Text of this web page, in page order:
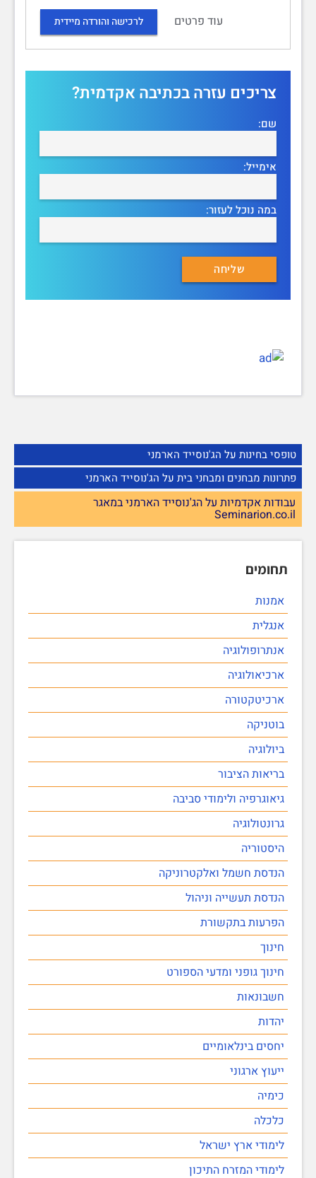
טופסי בחינות על הג'נוסייד הארמני
פתרונות מבחנים ומבחני בית על הג'נוסייד הארמני
עבודות אקדמיות על הג'נוסייד הארמני במאגר
Seminarion.co.il
תחומים
אמנות
אנגלית
אנתרופולוגיה
ארכיאולוגיה
ארכיטקטורה
בוטניקה
ביולוגיה
בריאות הציבור
גיאוגרפיה ולימודי סביבה
גרונטולוגיה
היסטוריה
הנדסת חשמל ואלקטרוניקה
הנדסת תעשייה וניהול
הפרעות בתקשורת
חינוך
חינוך גופני ומדעי הספורט
חשבונאות
יהדות
יחסים בינלאומיים
ייעוץ ארגוני
כימיה
כלכלה
לימודי ארץ ישראל
לימודי המזרח התיכון
עוד פרטים
לרכישה והורדה מיידית
צריכים עזרה בכתיבה אקדמית?
שם:
אימייל:
במה נוכל לעזור: